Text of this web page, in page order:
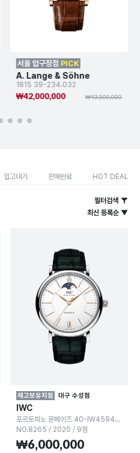
서울 압구정점 PICK
A. Lange & Söhne
1815 39-234.032
₩42,000,000 ₩43,000,000
입고대기 판매완료 HOT DEAL
필터검색
최신 등록순 ▼
재고보유지점 대구 수성점
IWC
포르토피노 문페이즈 40-IW459401
NO.8265 / 2020 / 9점
₩6,000,000